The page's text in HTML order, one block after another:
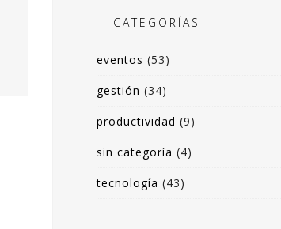
Busco ofrecer un formato de micro-posts que
narren mis experiencias en torno a la
análisis de datos. Desde herramientas de apoyo
CATEGORÍAS
eventos (53)
gestión (34)
productividad (9)
sin categoría (4)
tecnología (43)